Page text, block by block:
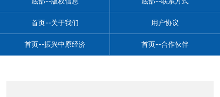
首页--关于我们 用户协议
首页--振兴中原经济 首页--合作伙伴